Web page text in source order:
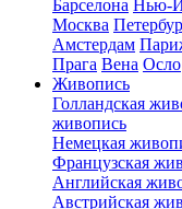
Барселона Нью-
Москва
Амстердам
Прага Вена Осло
Живопись
Голландская
живопись
Немецкая
Французская
Английская
Австрийская